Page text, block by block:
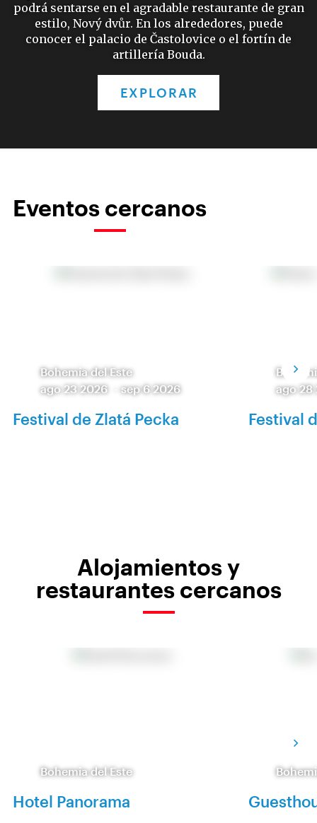
podrá sentarse en el agradable restaurante de gran
estilo, Nový dvůr. En los alrededores, puede
conocer el palacio de Častolovice o el fortín de
artillería Bouda.
EXPLORAR
Eventos cercanos
Bohemia del Este
ago 23 2026
-sep 6 2026
Festival de Zlatá Pecka
ago 28
Festival
Alojamientos y
restaurantes cercanos
Bohemia del Este
Hotel Panorama